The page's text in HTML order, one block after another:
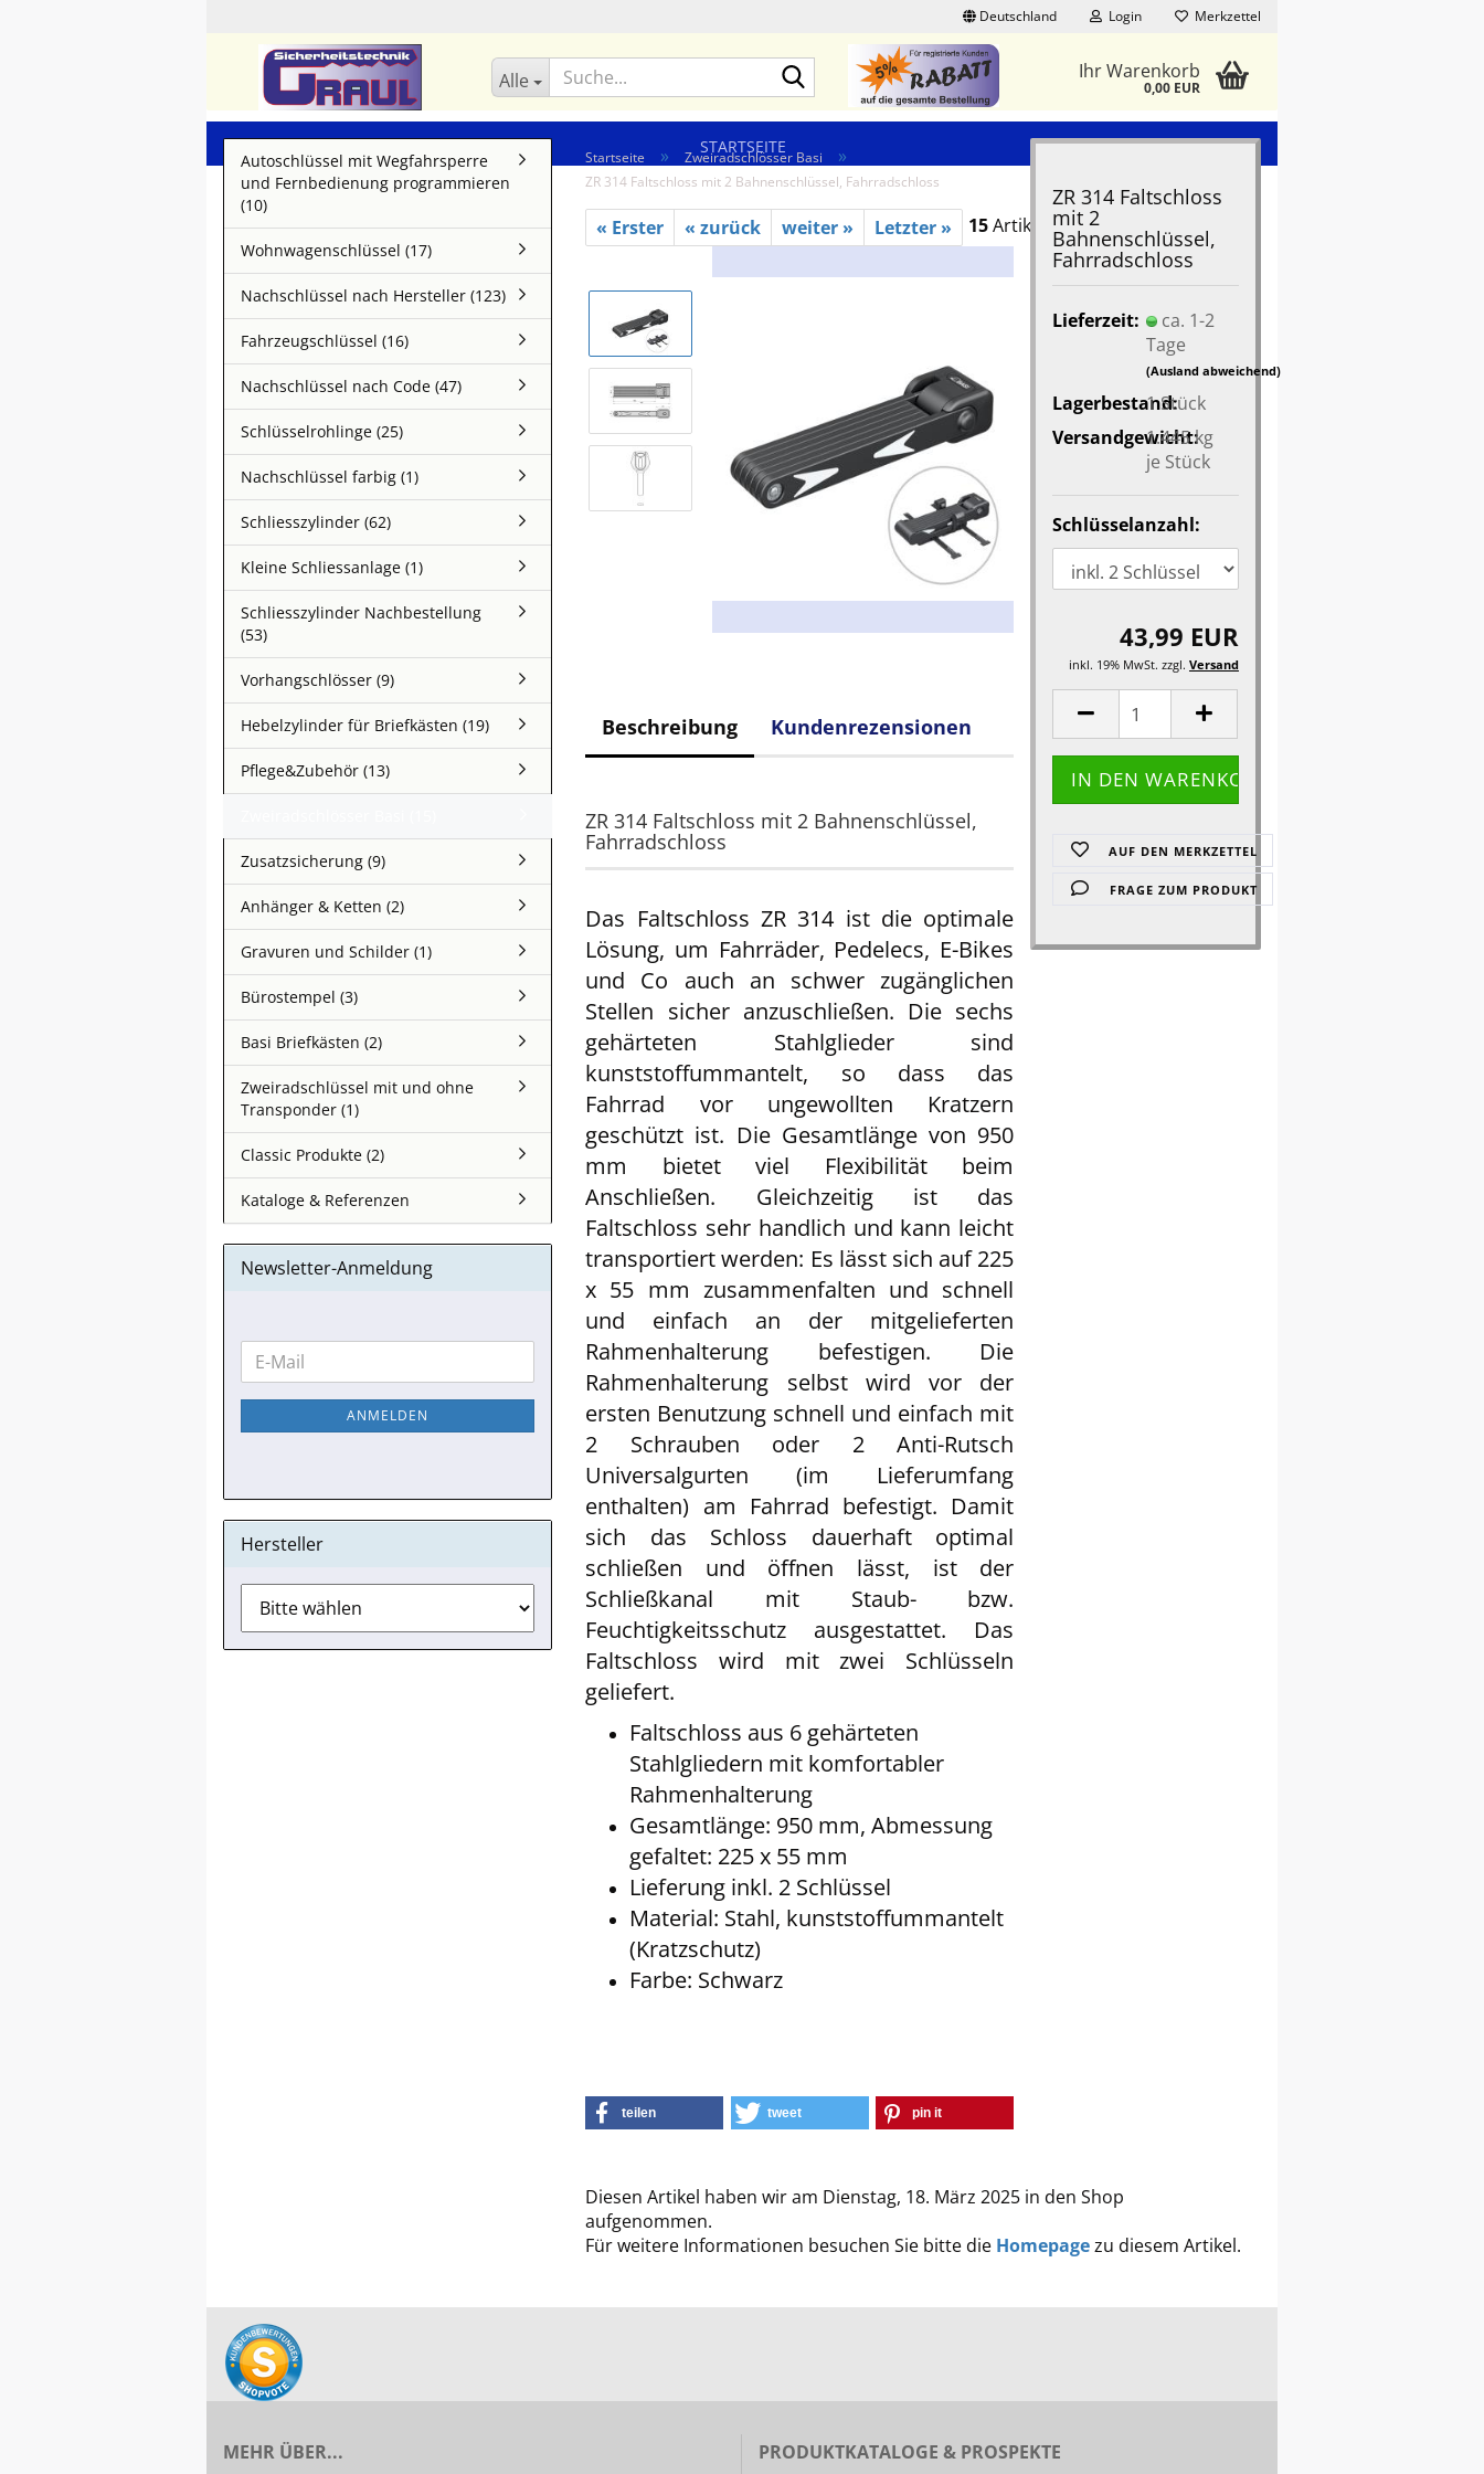
Deutschland Login Merkzettel
Alle Suche... Ihr Warenkorb
0,00 EUR
STARTSEITE
Startseite » Zweiradschlösser Basi »
ZR 314 Faltschloss mit 2 Bahnenschlüssel, Fahrradschloss
« Erster « zurück weiter » Letzter » 15Artikel in dieser Kategorie
ZR 314 Faltschloss
mit 2
Bahnenschlüssel,
Fahrradschloss
Lieferzeit:
ca. 1-2
Tage
(Ausland abweichend)
Lagerbestand:
1Stück
Versandgewicht:
1.445kg
je Stück
Schlüsselanzahl:
43,99 EUR
inkl. 19% MwSt. zzgl. Versand
AUF DEN MERKZETTEL
FRAGE ZUM PRODUKT
Beschreibung Kundenrezensionen
ZR 314 Faltschloss mit 2 Bahnenschlüssel,
Fahrradschloss
Das Faltschloss ZR 314 ist die optimale
Lösung, um Fahrräder, Pedelecs, E-Bikes
und Co auch an schwer zugänglichen
Stellen sicher anzuschließen. Die sechs
gehärteten Stahlglieder sind
kunststoffummantelt, so dass das
Fahrrad vor ungewollten Kratzern
geschützt ist. Die Gesamtlänge von 950
mm bietet viel Flexibilität beim
Anschließen. Gleichzeitig ist das
Faltschloss sehr handlich und kann leicht
transportiert werden: Es lässt sich auf 225
x 55 mm zusammenfalten und schnell
und einfach an der mitgelieferten
Rahmenhalterung befestigen. Die
Rahmenhalterung selbst wird vor der
ersten Benutzung schnell und einfach mit
2 Schrauben oder 2 Anti-Rutsch
Universalgurten (im Lieferumfang
enthalten) am Fahrrad befestigt. Damit
sich das Schloss dauerhaft optimal
schließen und öffnen lässt, ist der
Schließkanal mit Staub- bzw.
Feuchtigkeitsschutz ausgestattet. Das
Faltschloss wird mit zwei Schlüsseln
geliefert.
Faltschloss aus 6 gehärteten
Stahlgliedern mit komfortabler
Rahmenhalterung
Gesamtlänge: 950 mm, Abmessung
gefaltet: 225 x 55 mm
Lieferung inkl. 2 Schlüssel
Material: Stahl, kunststoffummantelt
(Kratzschutz)
Farbe: Schwarz
teilen tweet pin it
Diesen Artikel haben wir am Dienstag, 18. März 2025 in den Shop
aufgenommen.
Für weitere Informationen besuchen Sie bitte die Homepagezu diesem Artikel.
Autoschlüssel mit Wegfahrsperre
und Fernbedienung programmieren
(10)
Wohnwagenschlüssel (17)
Nachschlüssel nach Hersteller (123)
Fahrzeugschlüssel (16)
Nachschlüssel nach Code (47)
Schlüsselrohlinge (25)
Nachschlüssel farbig (1)
Schliesszylinder (62)
Kleine Schliessanlage (1)
Schliesszylinder Nachbestellung
(53)
Vorhangschlösser (9)
Hebelzylinder für Briefkästen (19)
Pflege&Zubehör (13)
Zusatzsicherung (9)
Anhänger & Ketten (2)
Gravuren und Schilder (1)
Bürostempel (3)
Basi Briefkästen (2)
Zweiradschlüssel mit und ohne
Transponder (1)
Classic Produkte (2)
Kataloge & Referenzen
Newsletter-Anmeldung
WEITER
ZUR
NEWSLETTER-
ANMELDUNG
E-
Mail
ANMELDEN
Hersteller
MEHR ÜBER...
PRODUKTKATALOGE & PROSPEKTE